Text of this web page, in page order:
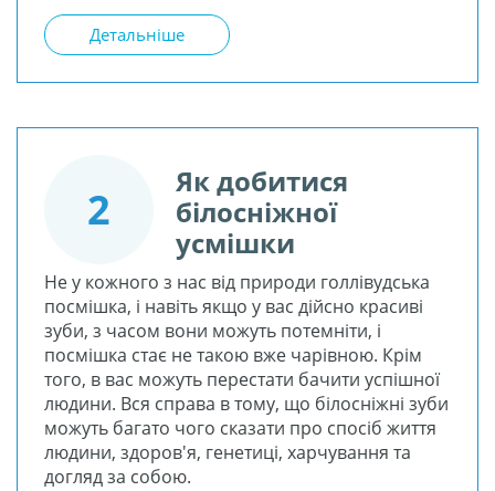
Детальніше
2
Як добитися
білосніжної
усмішки
Не у кожного з нас від природи голлівудська
посмішка, і навіть якщо у вас дійсно красиві
зуби, з часом вони можуть потемніти, і
посмішка стає не такою вже чарівною. Крім
того, в вас можуть перестати бачити успішної
людини. Вся справа в тому, що білосніжні зуби
можуть багато чого сказати про спосіб життя
людини, здоров'я, генетиці, харчування та
догляд за собою.